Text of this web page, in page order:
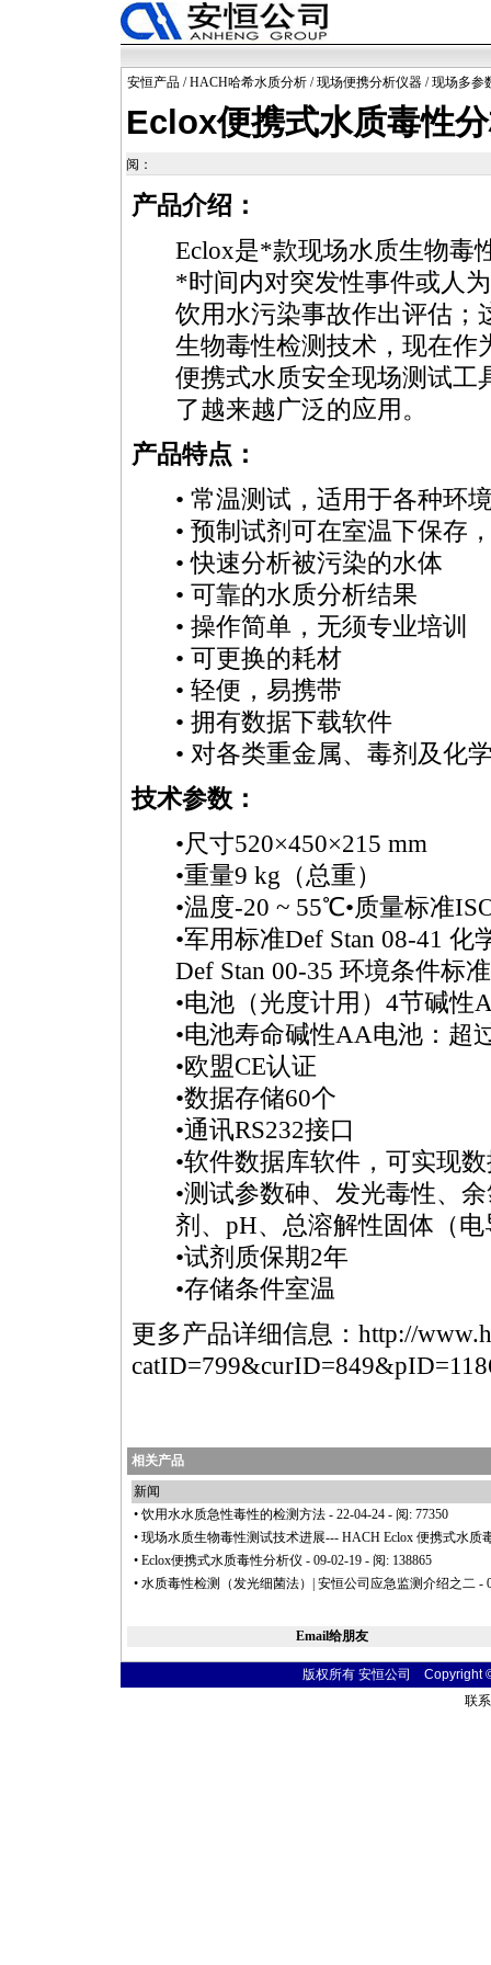
安恒产品 /HACH哈希水质分析 /现场便携分析仪器 /现场多参
Eclox便携式水质毒性
阅：
产品介绍：
Eclox是*款现场水质生物毒
*时间内对突发性事件或人
饮用水污染事故作出评估；
生物毒性检测技术，现在作
便携式水质安全现场测试工
了越来越广泛的应用。
产品特点：
• 常温测试，适用于各种环
• 预制试剂可在室温下保存
• 快速分析被污染的水体
• 可靠的水质分析结果
• 操作简单，无须专业培训
• 可更换的耗材
• 轻便，易携带
• 拥有数据下载软件
• 对各类重金属、毒剂及化
技术参数：
•尺寸520×450×215 mm
•重量9 kg（总重）
•温度-20 ~ 55℃•质量标准
•军用标准Def Stan 08-41
Def Stan 00-35 环境条件标准
•电池（光度计用）4节碱性
•电池寿命碱性AA电池：超
•欧盟CE认证
•数据存储60个
•通讯RS232接口
•软件数据库软件，可实现
•测试参数砷、发光毒性、
剂、pH、总溶解性固体（电
•试剂质保期2年
•存储条件室温
更多产品详细信息： http://
相关产品
新闻
• 饮用水水质急性毒性的检测方法 - 22-04-24 - 阅: 77350
• 现场水质生物毒性测试技术进展--- HACH Eclox 便携式水质
• Eclox便携式水质毒性分析仪 - 09-02-19 - 阅: 138865
• 水质毒性检测（发光细菌法）| 安恒公司应急监测介绍之二 -
Email给朋友
版权所有 安恒公司 Copyright
联